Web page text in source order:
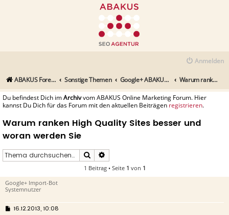
Anmelden
ABAKUS Foren-Übersicht Sonstige Themen Google+ ABAKUS Community Warum ranken High Quality Sites besser und woran werden Sie
Du befindest Dich imArchivvom ABAKUS Online Marketing Forum. Hier
kannst Du Dich für das Forum mit den aktuellen Beiträgen registrieren.
Warum ranken High Quality Sites besser und
woran werden Sie
Suche
1 Beitrag • Seite 1 von 1
Google+ Import-Bot
Systemnutzer
B16.12.2013, 10:08